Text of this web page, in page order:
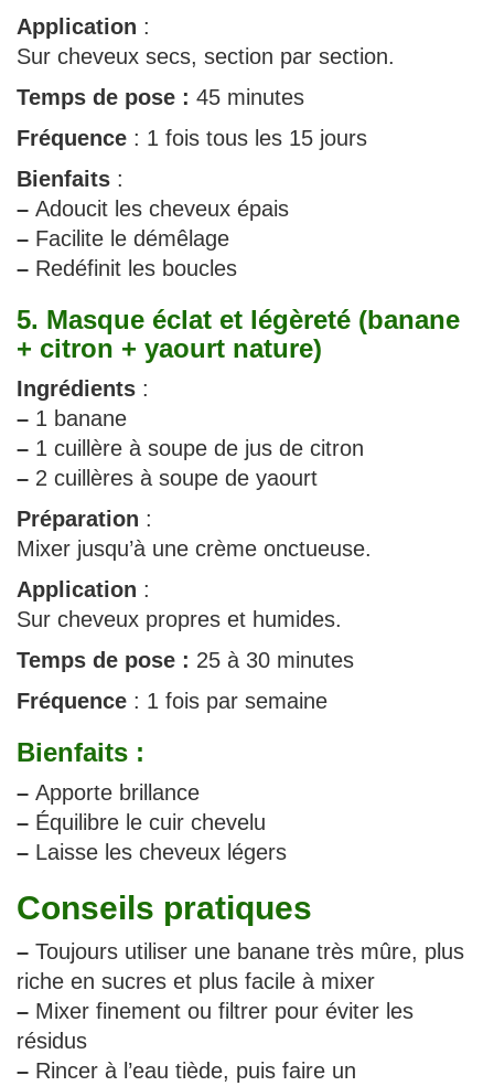
Application :
Sur cheveux secs, section par section.
Temps de pose : 45 minutes
Fréquence : 1 fois tous les 15 jours
Bienfaits :
– Adoucit les cheveux épais
– Facilite le démêlage
– Redéfinit les boucles
5. Masque éclat et légèreté (banane
+ citron + yaourt nature)
Ingrédients :
– 1 banane
– 1 cuillère à soupe de jus de citron
– 2 cuillères à soupe de yaourt
Préparation :
Mixer jusqu’à une crème onctueuse.
Application :
Sur cheveux propres et humides.
Temps de pose : 25 à 30 minutes
Fréquence : 1 fois par semaine
Bienfaits :
– Apporte brillance
– Équilibre le cuir chevelu
– Laisse les cheveux légers
Conseils pratiques
– Toujours utiliser une banane très mûre, plus
riche en sucres et plus facile à mixer
– Mixer finement ou filtrer pour éviter les
résidus
– Rincer à l’eau tiède, puis faire un